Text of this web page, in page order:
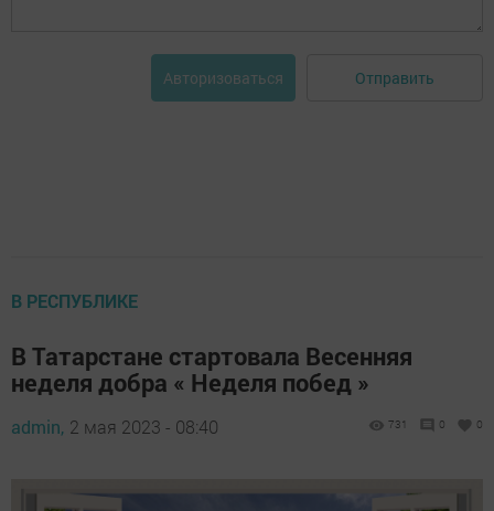
Авторизоваться Отправить
В РЕСПУБЛИКЕ
В Татарстане стартовала Весенняя
неделя добра « Неделя побед »
admin, 2 мая 2023 - 08:40 731 0 0